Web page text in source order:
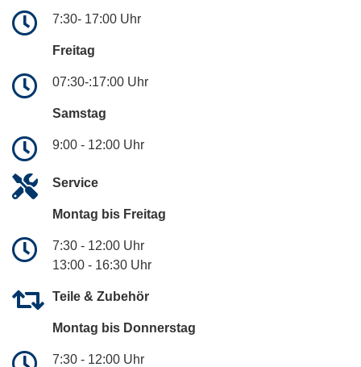
7:30- 17:00 Uhr
Freitag
07:30-:17:00 Uhr
Samstag
9:00 - 12:00 Uhr
Service
Montag bis Freitag
7:30 - 12:00 Uhr
13:00 - 16:30 Uhr
Teile & Zubehör
Montag bis Donnerstag
7:30 - 12:00 Uhr